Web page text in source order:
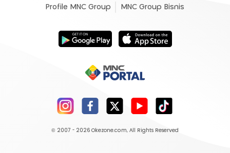
Profile MNC Group MNC Group Bisnis
© 2007 - 2026 Okezone.com, All Rights Reserved